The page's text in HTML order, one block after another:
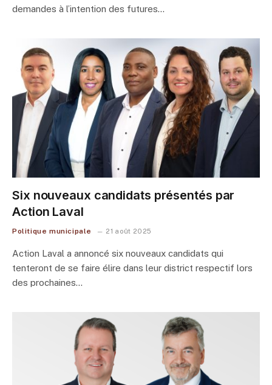
demandes à l’intention des futures…
Six nouveaux candidats présentés par
Action Laval
Politique municipale 21 août 2025
Action Laval a annoncé six nouveaux candidats qui
tenteront de se faire élire dans leur district respectif lors
des prochaines…